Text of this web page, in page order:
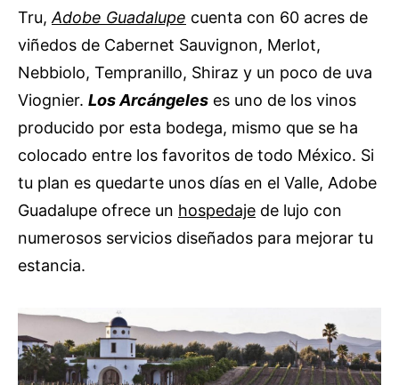
Tru, Adobe Guadalupe cuenta con 60 acres de
viñedos de Cabernet Sauvignon, Merlot,
Nebbiolo, Tempranillo, Shiraz y un poco de uva
Viognier. Los Arcángeles es uno de los vinos
producido por esta bodega, mismo que se ha
colocado entre los favoritos de todo México. Si
tu plan es quedarte unos días en el Valle, Adobe
Guadalupe ofrece un hospedaje de lujo con
numerosos servicios diseñados para mejorar tu
estancia.